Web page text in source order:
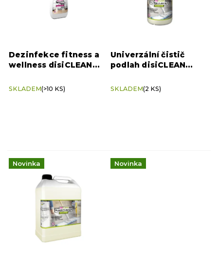
Sani-Cloth AF3
t
ů
Dezinfekce fitness a
wellness disiCLEAN
bezchlorová ochrana
SKLADEM(>10 KS)
Univerzální čistič
podlah disiCLEAN
SKLADEM(2 KS)
Novinka Novinka